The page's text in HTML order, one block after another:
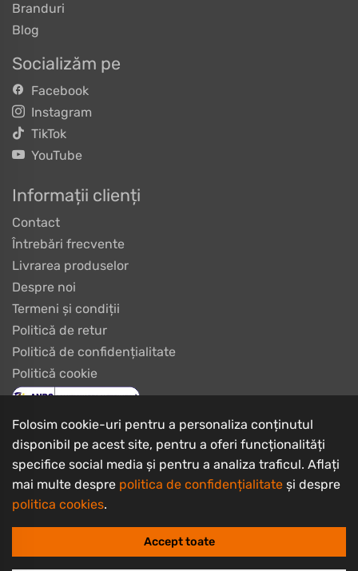
Branduri
Blog
Socializăm pe
Facebook
Instagram
TikTok
YouTube
Informații clienți
Contact
Întrebări frecvente
Livrarea produselor
Despre noi
Termeni și condiții
Politică de retur
Politică de confidențialitate
Politică cookie
CUI: RO21828767, Nr. Registrul Comerțului: F08/89/2003
Folosim cookie-uri pentru a personaliza conținutul
disponibil pe acest site, pentru a oferi funcționalități
specifice social media și pentru a analiza traficul. Aflați
mai multe despre politica de confidențialitate și despre
politica cookies.
Accept toate